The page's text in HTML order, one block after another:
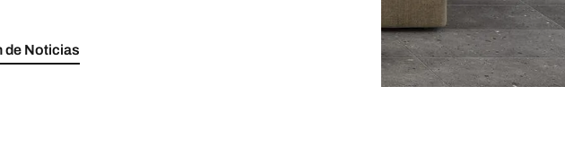
de Noticias